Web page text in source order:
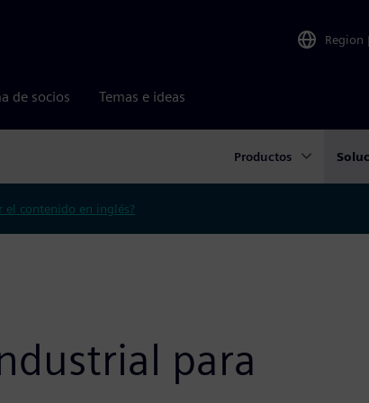
Region |
de socios Temas e ideas
Productos
el contenido en inglés?
para